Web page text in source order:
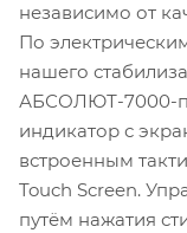
независимо от
По
нашего
АБСОЛЮТ-7000-
индикатор с
встроенным
Touch Screen.
путём нажатия